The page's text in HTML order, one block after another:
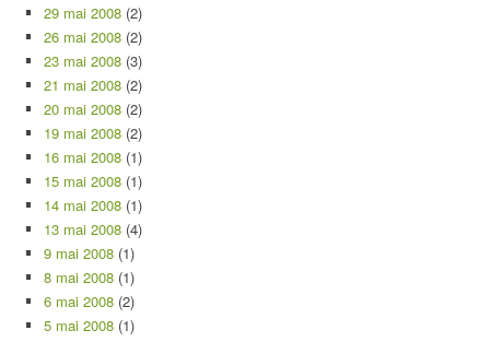
29 mai 2008 (2)
26 mai 2008 (2)
23 mai 2008 (3)
21 mai 2008 (2)
20 mai 2008 (2)
19 mai 2008 (2)
16 mai 2008 (1)
15 mai 2008 (1)
14 mai 2008 (1)
13 mai 2008 (4)
9 mai 2008 (1)
8 mai 2008 (1)
6 mai 2008 (2)
5 mai 2008 (1)